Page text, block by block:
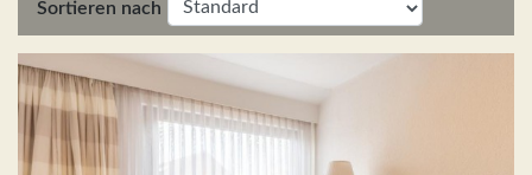
Sortieren nach